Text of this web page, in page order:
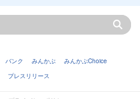
バンク みんかぶ
みんかぶChoice
プレスリリース